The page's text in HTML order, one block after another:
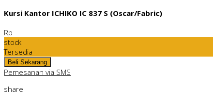
Kursi Kantor ICHIKO IC 837 S (Oscar/Fabric)
Rp
stock
Tersedia
Pemesanan via SMS
share